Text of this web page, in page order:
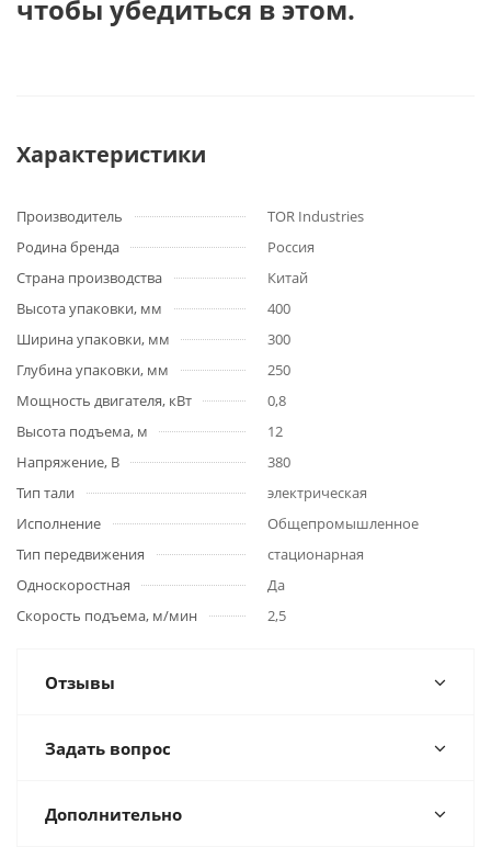
чтобы убедиться в этом.
Характеристики
Производитель
TOR Industries
Родина бренда
Россия
Страна производства
Китай
Высота упаковки, мм
400
Ширина упаковки, мм
300
Глубина упаковки, мм
250
Мощность двигателя, кВт
0,8
Высота подъема, м
12
Напряжение, В
380
Тип тали
электрическая
Исполнение
Общепромышленное
Тип передвижения
стационарная
Односкоростная
Да
Скорость подъема, м/мин
2,5
Отзывы
Задать вопрос
Дополнительно